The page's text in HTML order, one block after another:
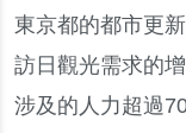
東京都的都市更
訪日觀光需求的
涉及的人力超過